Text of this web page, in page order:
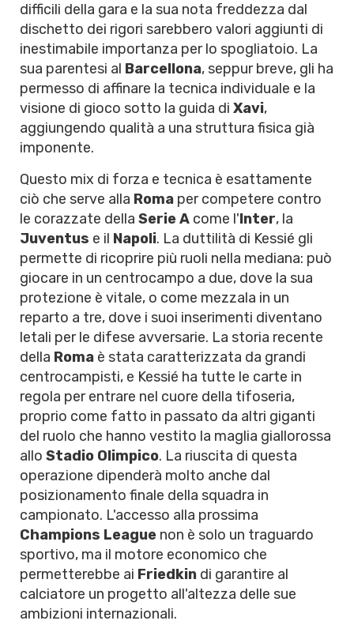
difficili della gara e la sua nota freddezza dal
dischetto dei rigori sarebbero valori aggiunti di
inestimabile importanza per lo spogliatoio. La
sua parentesi al Barcellona, seppur breve, gli ha
permesso di affinare la tecnica individuale e la
visione di gioco sotto la guida di Xavi,
aggiungendo qualità a una struttura fisica già
imponente.
Questo mix di forza e tecnica è esattamente
ciò che serve alla Roma per competere contro
le corazzate della Serie A come l'Inter, la
Juventus e il Napoli. La duttilità di Kessié gli
permette di ricoprire più ruoli nella mediana: può
giocare in un centrocampo a due, dove la sua
protezione è vitale, o come mezzala in un
reparto a tre, dove i suoi inserimenti diventano
letali per le difese avversarie. La storia recente
della Roma è stata caratterizzata da grandi
centrocampisti, e Kessié ha tutte le carte in
regola per entrare nel cuore della tifoseria,
proprio come fatto in passato da altri giganti
del ruolo che hanno vestito la maglia giallorossa
allo Stadio Olimpico. La riuscita di questa
operazione dipenderà molto anche dal
posizionamento finale della squadra in
campionato. L'accesso alla prossima
Champions League non è solo un traguardo
sportivo, ma il motore economico che
permetterebbe ai Friedkin di garantire al
calciatore un progetto all'altezza delle sue
ambizioni internazionali.